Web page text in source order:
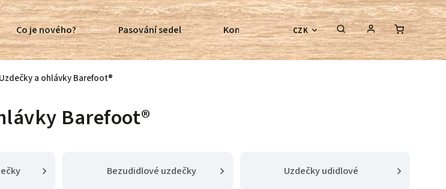
CZK
Co je nového? Pasování sedel Kontroly bezkostrových sedel Poradenství
Uzdečky a ohlávky Barefoot®
Barefoot®
Bezudidlové uzdečky Uzdečky udidlové